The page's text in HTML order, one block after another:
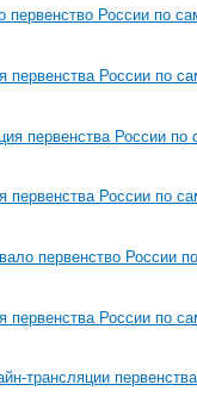
первенство России по
первенства России по
первенства России по
первенства России по
первенство России
первенства России по
трансляции